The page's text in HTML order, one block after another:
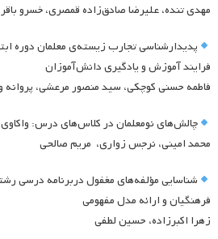
مهدی تنده، علیرضا صادق‌زاده قمصری، خسرو
پدیدارشناسی تجارب زیسته‌ی معلمان دوره
فرایند آموزش و یادگیری دانش‌آموزان
فاطمه حسنی کوچکی، سید منصور مرعشی، پروانه
چالش‌های نومعلمان در کلاس‌های درس:
محمد امینی، نرجس زواری، مریم صالحی
شناسایی مؤلفه‌های مغفول دربرنامه درسی
فرهنگیان و ارائه مدل مفهومی
زهرا اکبرزاده، حسین لطفی